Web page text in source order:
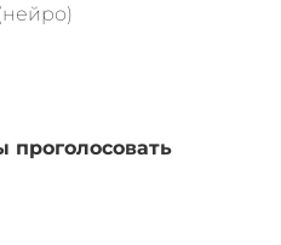
проголосовать